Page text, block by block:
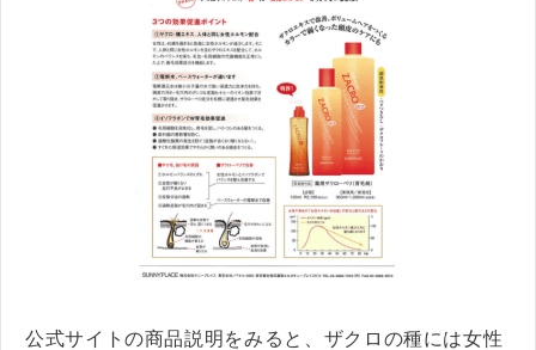
公式サイトの商品説明をみると、ザクロの種には女性